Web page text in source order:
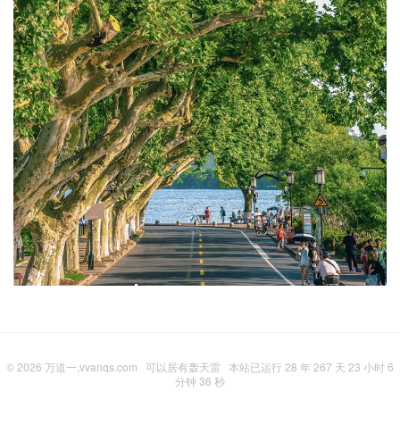
© 2026 万道一,vvanqs.com 可以居有轰天雷 本站已运行 28 年 267 天 23 小时 6
分钟 37 秒